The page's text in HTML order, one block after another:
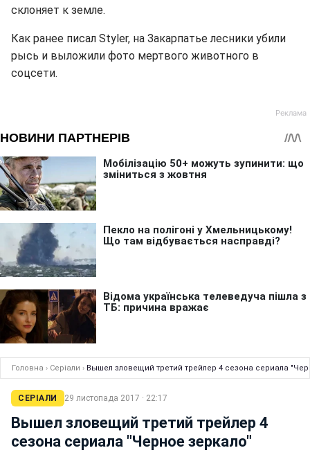
склоняет к земле.
Как ранее писал Styler, на Закарпатье лесники убили
рысь и выложили фото мертвого животного в
соцсети.
Головна › Серіали › Вышел зловещий третий трейлер 4 сезона сериала
СЕРІАЛИ 29 листопада 2017 · 22:17
Вышел зловещий третий трейлер 4
сезона сериала "Черное зеркало"